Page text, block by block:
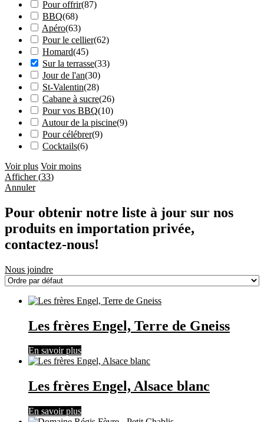
Pour offrir(87)
BBQ(68)
Apéro(63)
Pour le cellier(62)
Homard(45)
Sur la terrasse(33)
Jour de l'an(30)
St-Valentin(28)
Cabane à sucre(26)
Pour vos BBQ(10)
Autour de la piscine(9)
Pour célébrer(9)
Cocktails(6)
Voir plus Voir moins
Afficher(33)
Annuler
Pour obtenir notre liste à jour sur nos
produits en importation privée,
contactez-nous!
Nous joindre
Les frères Engel, Terre de Gneiss
En savoir plus
Les frères Engel, Alsace blanc
En savoir plus